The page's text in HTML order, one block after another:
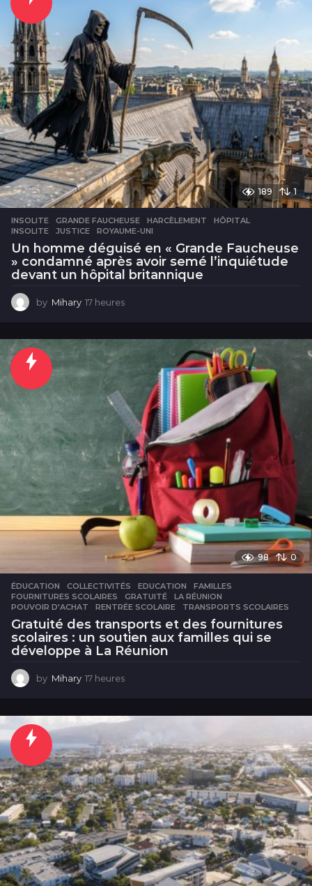
189 1
INSOLITE GRANDE FAUCHEUSE ,HARCÈLEMENT ,HÔPITAL
INSOLITE
,JUSTICE ,ROYAUME-UNI
Un homme déguisé en « Grande Faucheuse
» condamné après avoir semé l’inquiétude
devant un hôpital britannique
by Mihary 17 heures
e
u
98 0
ÉDUCATION COLLECTIVITÉS ,EDUCATION ,FAMILLES
FOURNITURES SCOLAIRES
,GRATUITÉ ,LA RÉUNION
POUVOIR D'ACHAT
,RENTRÉE SCOLAIRE ,TRANSPORTS SCOLAIRES
Gratuité des transports et des fournitures
scolaires : un soutien aux familles qui se
développe à La Réunion
by Mihary 17 heures
e
e
s